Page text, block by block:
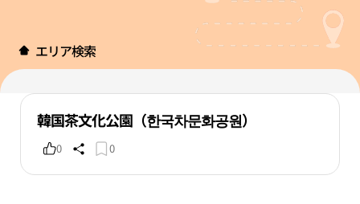
エリア検索
韓国茶文化公園（한국차문화공원）
0 0